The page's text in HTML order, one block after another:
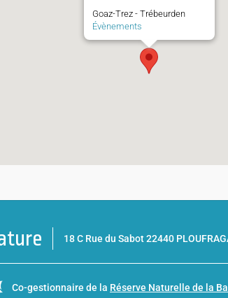
Goaz-Trez - Trébeurden
Évènements
18 C Rue du Sabot 22440
Co-gestionnaire de la Réserve Naturelle de la